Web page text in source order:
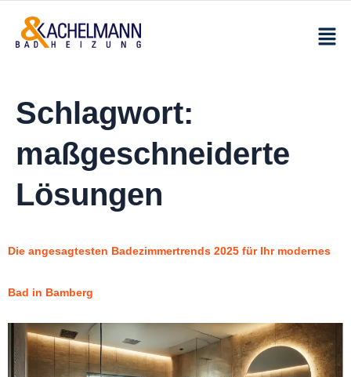
Schlagwort:
maßgeschneiderte
Lösungen
Die angesagtesten Badezimmertrends 2025 für Ihr modernes
Bad in Bamberg